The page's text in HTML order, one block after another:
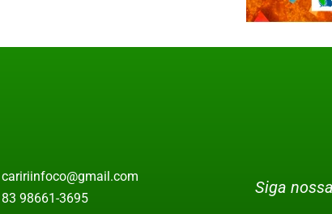
caririinfoco@gmail.com
83 98661-3695
Siga